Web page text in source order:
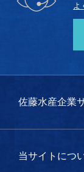
よ
佐藤水産企業
当サイトにつ